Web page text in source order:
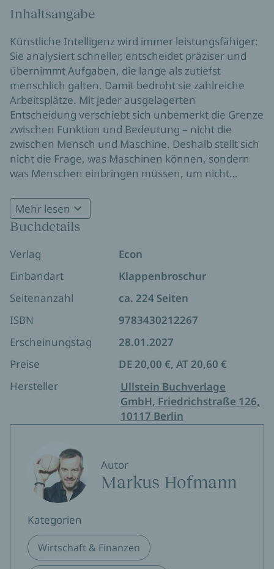
Inhaltsangabe
Künstliche Intelligenz wird immer leistungsfähiger:
Sie analysiert schneller, entscheidet präziser und
übernimmt Aufgaben, die lange als zutiefst
menschlich galten. Damit bedroht sie zahlreiche
Arbeitsplätze. Mit jeder ausgelagerten
Entscheidung verschiebt sich unbemerkt die Grenze
zwischen Funktion und Bedeutung – nicht die
zwischen Mensch und Maschine. Deshalb stellt sich
nicht die Frage, was Maschinen können, sondern
was Menschen einbringen müssen, um nicht
In einer fiktiven Erzählung erfährt der Protagonist,
dass Unersetzlichkeit nicht aus Wissen, Effizienz
oder Leistung entsteht, sondern aus inneren
Fähigkeiten, die sich nicht automatisieren lassen.
Die Geschichte macht jene menschlichen
Kompetenzen erfahrbar, die im KI-Zeitalter über
Relevanz entscheiden: Sinn finden, neugierig
bleiben, sich selbst führen, kritisch denken,
Beziehungen gestalten, Unsicherheit aushalten
und den eigenen Körper wieder als Kompass
wahrnehmen.
Mehr lesen
Buchdetails
Verlag
Econ
Einbandart
Klappenbroschur
Seitenanzahl
ca. 224 Seiten
ISBN
9783430212267
Erscheinungstag
28.01.2027
Preise
DE 20,00 €, AT 20,60 €
Hersteller
Ullstein Buchverlage
GmbH, Friedrichstraße 126,
10117 Berlin
Autor
Markus Hofmann
Kategorien
Wirtschaft & Finanzen